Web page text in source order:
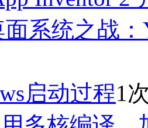
系统之战：
启动过程1